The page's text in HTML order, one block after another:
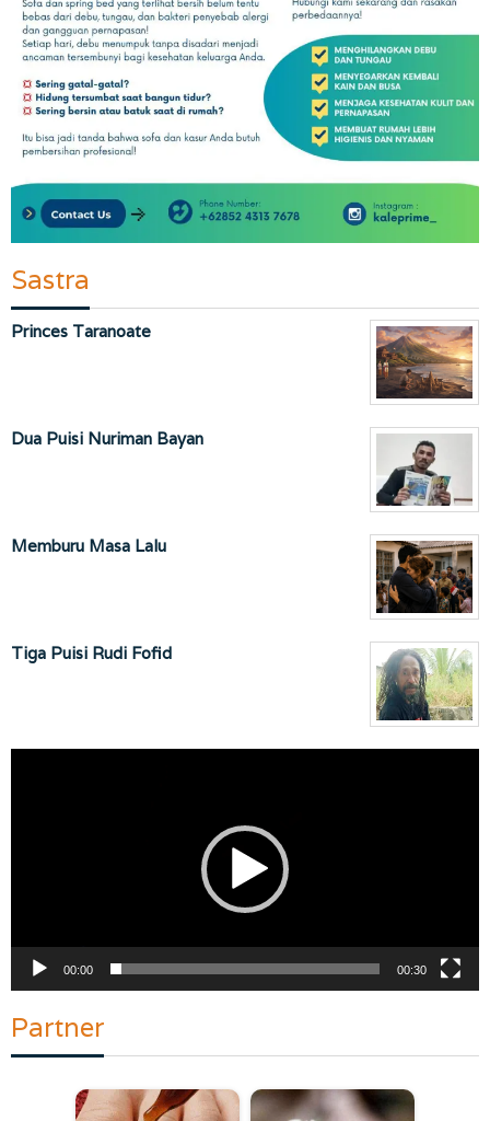
Sastra
Princes Taranoate
Dua Puisi Nuriman Bayan
Memburu Masa Lalu
Tiga Puisi Rudi Fofid
00:00 00:30
Partner